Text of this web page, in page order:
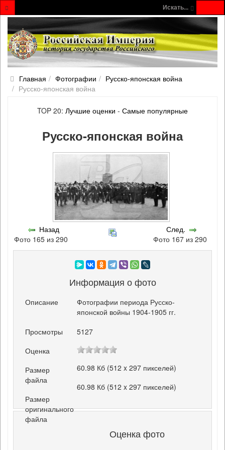
Искать...
Главная Фотографии
Русско‐японская война
Русско‐японская война
TOP 20: Лучшие оценки - Самые популярные
Русско‐японская война
Назад
Фото 165 из 290
След.
Фото 167 из 290
Информация о фото
Описание
Фотографии периода Русско-
японской войны 1904-1905 гг.
Просмотры
5127
Оценка
Размер
файла
60.98 Кб (512 x 297 пикселей)
Размер
оригинального
файла
60.98 Кб (512 x 297 пикселей)
Оценка фото